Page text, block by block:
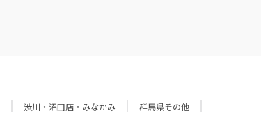
渋川・沼田店・みなかみ 群馬県その他